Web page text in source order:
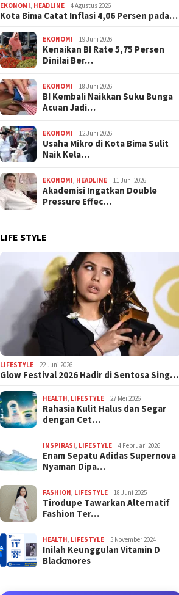
EKONOMI, HEADLINE 4 Agustus 2026
Kota Bima Catat Inflasi 4,06 Persen pada…
EKONOMI 19 Juni 2026
Kenaikan BI Rate 5,75 Persen
Dinilai Ber…
EKONOMI 18 Juni 2026
BI Kembali Naikkan Suku Bunga
Acuan Jadi…
EKONOMI 12 Juni 2026
Usaha Mikro di Kota Bima Sulit
Naik Kela…
EKONOMI, HEADLINE 11 Juni 2026
Akademisi Ingatkan Double
Pressure Effec…
LIFE STYLE
LIFESTYLE 22 Juni 2026
Glow Festival 2026 Hadir di Sentosa Sing…
HEALTH, LIFESTYLE 27 Mei 2026
Rahasia Kulit Halus dan Segar
dengan Cet…
INSPIRASI, LIFESTYLE 4 Februari 2026
Enam Sepatu Adidas Supernova
Nyaman Dipa…
FASHION, LIFESTYLE 18 Juni 2025
Tirodupe Tawarkan Alternatif
Fashion Ter…
HEALTH, LIFESTYLE 5 November 2024
Inilah Keunggulan Vitamin D
Blackmores